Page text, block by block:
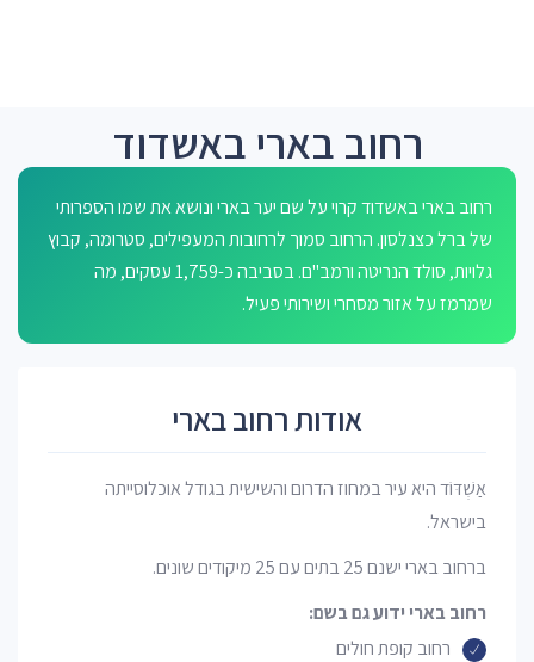
רחוב בארי באשדוד
רחוב בארי באשדוד קרוי על שם יער בארי ונושא את שמו הספרותי
של ברל כצנלסון. הרחוב סמוך לרחובות המעפילים, סטרומה, קבוץ
גלויות, סולד הנריטה ורמב"ם. בסביבה כ-1,759 עסקים, מה
שמרמז על אזור מסחרי ושירותי פעיל.
אודות רחוב בארי
אַשְׁדּוֹד היא עיר במחוז הדרום והשישית בגודל אוכלוסייתה
בישראל.
ברחוב בארי ישנם 25 בתים עם 25 מיקודים שונים.
רחוב בארי ידוע גם בשם:
רחוב קופת חולים